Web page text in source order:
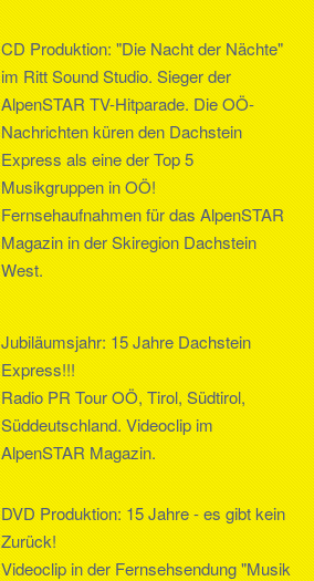
CD Produktion: "Die Nacht der Nächte"
im Ritt Sound Studio. Sieger der
AlpenSTAR TV-Hitparade. Die OÖ-
Nachrichten küren den Dachstein
Express als eine der Top 5
Musikgruppen in OÖ!
Fernsehaufnahmen für das AlpenSTAR
Magazin in der Skiregion Dachstein
West.
Jubiläumsjahr: 15 Jahre Dachstein
Express!!!
Radio PR Tour OÖ, Tirol, Südtirol,
Süddeutschland. Videoclip im
AlpenSTAR Magazin.
DVD Produktion: 15 Jahre - es gibt kein
Zurück!
Videoclip in der Fernsehsendung "Musik